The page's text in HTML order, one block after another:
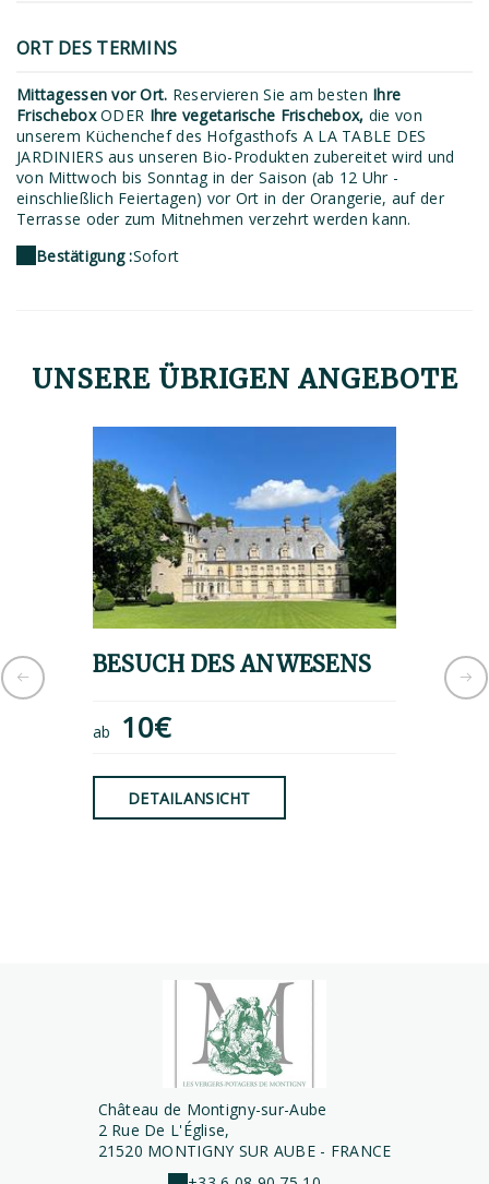
ORT DES TERMINS
Mittagessen vor Ort. Reservieren Sie am besten Ihre
FrischeboxODER Ihre vegetarische Frischebox, die von
unserem Küchenchef des Hofgasthofs A LA TABLE DES
JARDINIERS aus unseren Bio-Produkten zubereitet wird und
von Mittwoch bis Sonntag in der Saison (ab 12 Uhr -
einschließlich Feiertagen) vor Ort in der Orangerie, auf der
Terrasse oder zum Mitnehmen verzehrt werden kann.
Bestätigung :Sofort
UNSERE ÜBRIGEN ANGEBOTE
BESUCH DES ANWESENS
ab 10€
DETAILANSICHT
Château de Montigny-sur-Aube
2 Rue De L'Église,
21520 MONTIGNY SUR AUBE - FRANCE